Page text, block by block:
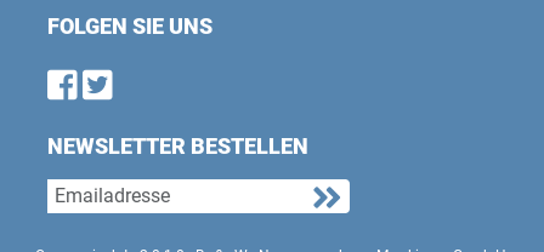
FOLGEN SIE UNS
Find us on Facebook
Follow us on Twitter
NEWSLETTER BESTELLEN